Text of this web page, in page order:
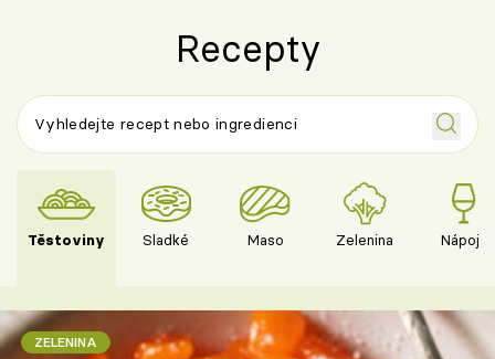
Recepty
Těstoviny Sladké Maso Zelenina Nápoje
ZELENINA